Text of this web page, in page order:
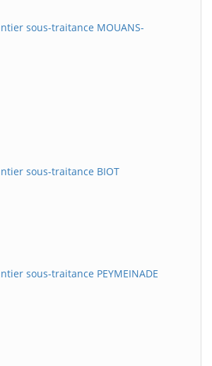
sous-traitance MOUANS-
sous-traitance BIOT
sous-traitance PEYMEINADE